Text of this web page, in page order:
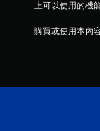
上可以使用的機
購買或使用本內